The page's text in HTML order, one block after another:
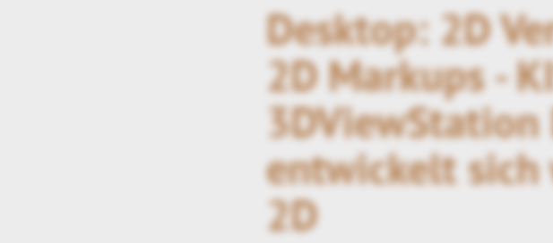
Desktop: 2D
2D Markups -
entwickelt
2D